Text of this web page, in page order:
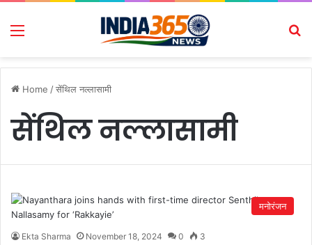
Menu
Home /सेंथिल नल्लासामी
सेंथिल नल्लासामी
मनोरंजन
Ekta Sharma November 18, 2024 0 3